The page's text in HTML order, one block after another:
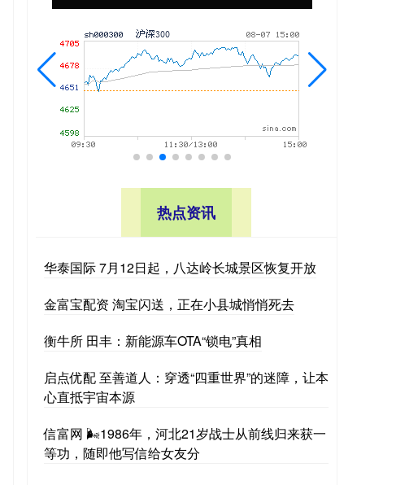
热点资讯
华泰国际 7月12日起，八达岭长城景区恢复开放
金富宝配资 淘宝闪送，正在小县城悄悄死去
衡牛所 田丰：新能源车OTA“锁电”真相
启点优配 至善道人：穿透“四重世界”的迷障，让本
心直抵宇宙本源
信富网 🌬1986年，河北21岁战士从前线归来获一
等功，随即他写信给女友分